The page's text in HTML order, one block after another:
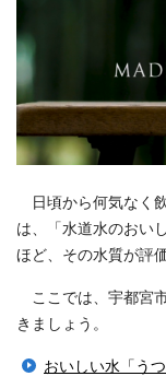
日頃から何気なく
は、「水道水のおい
ほど、その水質が評
ここでは、宇都宮
きましょう。
おいしい水「うつ